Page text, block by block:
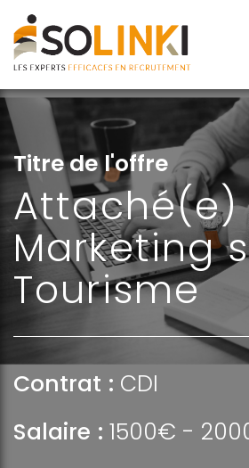
Titre de l'offre
Attaché(e)
Marketing
Tourisme
Contrat : CDI
Salaire : 1500€ -